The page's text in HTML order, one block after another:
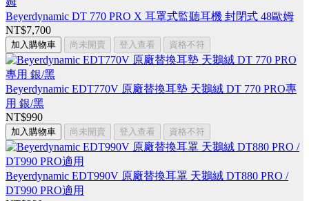
Beyerdynamic DT 770 PRO X 耳罩式監聽耳機 封閉式 48歐姆
NT$7,700
加入購物車 尚未開賣 登入查看 資格不符
Beyerdynamic EDT770V 原廠替換耳墊 天鵝絨 DT 770 PRO專
用 銀/黑
NT$990
加入購物車 尚未開賣 登入查看 資格不符
Beyerdynamic EDT990V 原廠替換耳罩 天鵝絨 DT880 PRO /
DT990 PRO適用